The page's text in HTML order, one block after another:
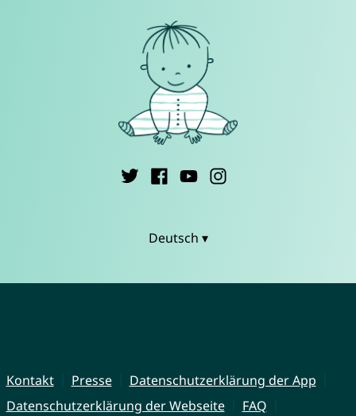
Deutsch ▾
Kontakt Presse
Datenschutzerklärung der App
Datenschutzerklärung der Webseite
FAQ